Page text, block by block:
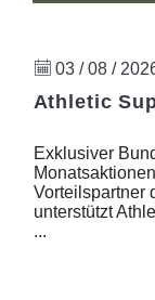
03 / 08 /
Athletic
Exklusiver
Vorteilspartner
unterstützt
...